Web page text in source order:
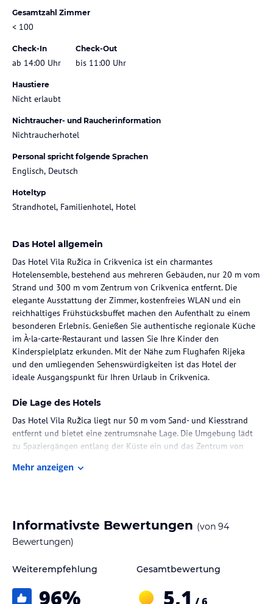
Gesamtzahl Zimmer
< 100
Check-In
ab 14:00 Uhr
Check-Out
bis 11:00 Uhr
Haustiere
Nicht erlaubt
Nichtraucher- und Raucherinformation
Nichtraucherhotel
Personal spricht folgende Sprachen
Englisch, Deutsch
Hoteltyp
Strandhotel, Familienhotel, Hotel
Das Hotel allgemein
Das Hotel Vila Ružica in Crikvenica ist ein charmantes
Hotelensemble, bestehend aus mehreren Gebäuden, nur 20 m vom
Strand und 300 m vom Zentrum von Crikvenica entfernt. Die
elegante Ausstattung der Zimmer, kostenfreies WLAN und ein
reichhaltiges Frühstücksbuffet machen den Aufenthalt zu einem
besonderen Erlebnis. Genießen Sie authentische regionale Küche
im À-la-carte-Restaurant und lassen Sie Ihre Kinder den
Kinderspielplatz erkunden. Mit der Nähe zum Flughafen Rijeka
und den umliegenden Sehenswürdigkeiten ist das Hotel der
ideale Ausgangspunkt für Ihren Urlaub in Crikvenica.
Die Lage des Hotels
Das Hotel Vila Ružica liegt nur 50 m vom Sand- und Kiesstrand
entfernt und bietet eine zentrumsnahe Lage. Die Umgebung lädt
zu Spaziergängen entlang der Küste ein und das Zentrum von
Unterhaltungsmöglichkeiten ist bequem zu Fuß erreichbar. Der
Zimmer / Unterbringung im Hotel
Die Zimmer im Hotel Vila Ružica sind komfortabel und modern
Rückzugsort nach einem erlebnisreichen Tag. Zur Ausstattung
Haartrockner, Sat-TV und WLAN-Zugang. Ein Safe und eine
Mehr anzeigen
Informativste Bewertungen (von 94
Bewertungen)
Weiterempfehlung
96%
Gesamtbewertung
5,1